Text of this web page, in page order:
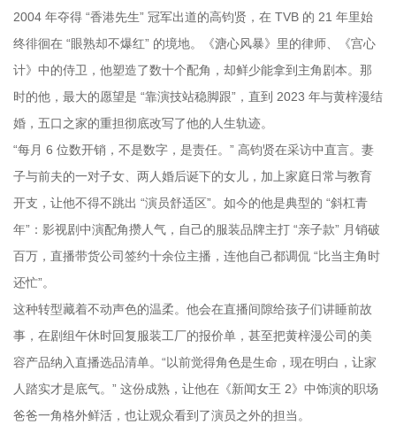
2004 年夺得 “香港先生” 冠军出道的高钧贤，在 TVB 的 21 年里始
终徘徊在 “眼熟却不爆红” 的境地。《溏心风暴》里的律师、《宫心
计》中的侍卫，他塑造了数十个配角，却鲜少能拿到主角剧本。那
时的他，最大的愿望是 “靠演技站稳脚跟”，直到 2023 年与黄梓漫结
婚，五口之家的重担彻底改写了他的人生轨迹。
“每月 6 位数开销，不是数字，是责任。” 高钧贤在采访中直言。妻
子与前夫的一对子女、两人婚后诞下的女儿，加上家庭日常与教育
开支，让他不得不跳出 “演员舒适区”。如今的他是典型的 “斜杠青
年”：影视剧中演配角攒人气，自己的服装品牌主打 “亲子款” 月销破
百万，直播带货公司签约十余位主播，连他自己都调侃 “比当主角时
还忙”。
这种转型藏着不动声色的温柔。他会在直播间隙给孩子们讲睡前故
事，在剧组午休时回复服装工厂的报价单，甚至把黄梓漫公司的美
容产品纳入直播选品清单。“以前觉得角色是生命，现在明白，让家
人踏实才是底气。” 这份成熟，让他在《新闻女王 2》中饰演的职场
爸爸一角格外鲜活，也让观众看到了演员之外的担当。